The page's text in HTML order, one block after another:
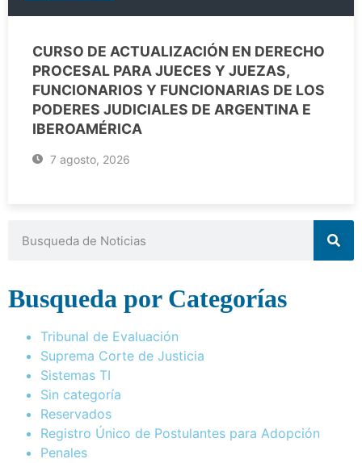
CURSO DE ACTUALIZACIÓN EN DERECHO
PROCESAL PARA JUECES Y JUEZAS,
FUNCIONARIOS Y FUNCIONARIAS DE LOS
PODERES JUDICIALES DE ARGENTINA E
IBEROAMÉRICA
7 agosto, 2026
Busqueda por Categorías
Tribunal de Evaluación
Suprema Corte de Justicia
Sistemas TI
Sin categoría
Reservados
Registro Único de Postulantes para Adopción
Penales